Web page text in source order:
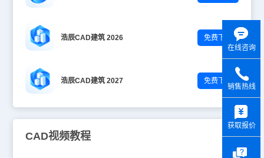
浩辰CAD建筑 2026 免费下载
浩辰CAD建筑 2027 免费下载
CAD视频教程
在线咨询
销售热线
获取报价